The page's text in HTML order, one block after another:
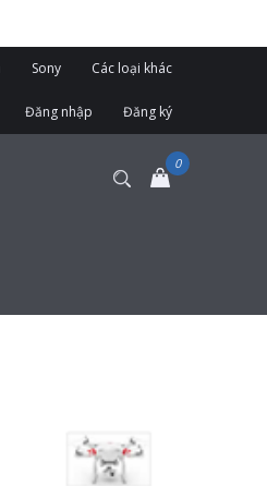
Sony Các loại khác
Đăng nhập Đăng ký